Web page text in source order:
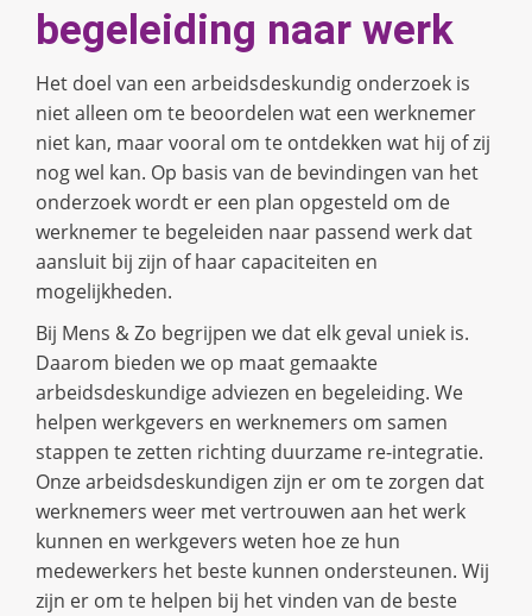
begeleiding naar werk
Het doel van een arbeidsdeskundig onderzoek is
niet alleen om te beoordelen wat een werknemer
niet kan, maar vooral om te ontdekken wat hij of zij
nog wel kan. Op basis van de bevindingen van het
onderzoek wordt er een plan opgesteld om de
werknemer te begeleiden naar passend werk dat
aansluit bij zijn of haar capaciteiten en
mogelijkheden.
Bij Mens & Zo begrijpen we dat elk geval uniek is.
Daarom bieden we op maat gemaakte
arbeidsdeskundige adviezen en begeleiding. We
helpen werkgevers en werknemers om samen
stappen te zetten richting duurzame re-integratie.
Onze arbeidsdeskundigen zijn er om te zorgen dat
werknemers weer met vertrouwen aan het werk
kunnen en werkgevers weten hoe ze hun
medewerkers het beste kunnen ondersteunen. Wij
zijn er om te helpen bij het vinden van de beste